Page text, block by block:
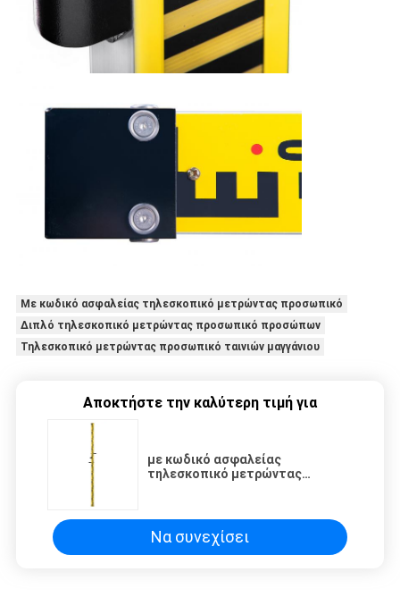
Με κωδικό ασφαλείας τηλεσκοπικό μετρώντας προσωπικό
Διπλό τηλεσκοπικό μετρώντας προσωπικό προσώπων
Τηλεσκοπικό μετρώντας προσωπικό ταινιών μαγγάνιου
Αποκτήστε την καλύτερη τιμή για
με κωδικό ασφαλείας
τηλεσκοπικό μετρώντας
Να συνεχίσει